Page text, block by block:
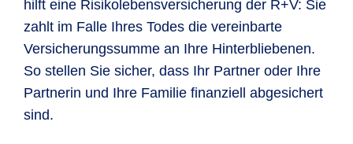
hilft eine Risikolebensversicherung der R+V: Sie
zahlt im Falle Ihres Todes die vereinbarte
Versicherungssumme an Ihre Hinterbliebenen.
So stellen Sie sicher, dass Ihr Partner oder Ihre
Partnerin und Ihre Familie finanziell abgesichert
sind.